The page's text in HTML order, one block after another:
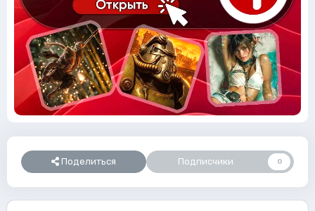
Поделиться Подписчики 0